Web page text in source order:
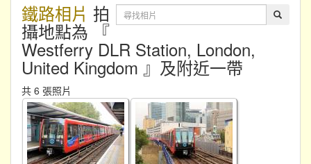
鐵路相片 拍
攝地點為 『
Westferry DLR Station, London,
United Kingdom 』及附近一帶
共 6 張照片